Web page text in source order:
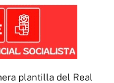
plantilla del Real